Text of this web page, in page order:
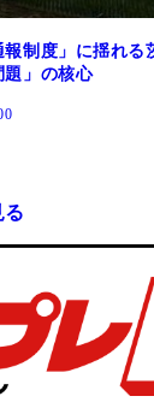
報制度」に揺れ
題」の核心